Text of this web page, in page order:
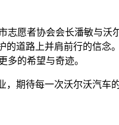
志愿者协会会长潘敏与沃
道路上并肩前行的信念
的希望与奇迹。
期待每一次沃尔沃汽车